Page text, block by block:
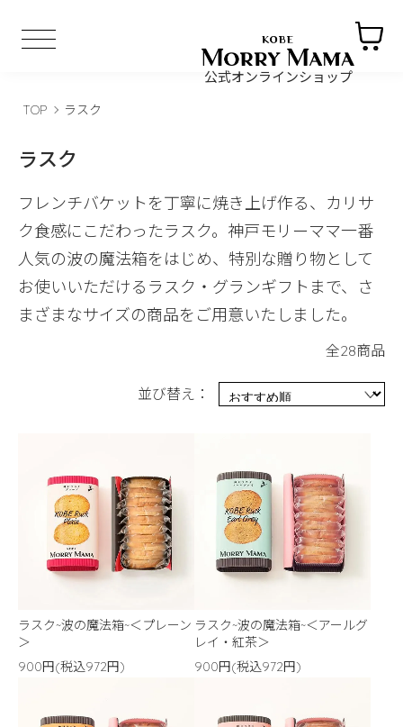
公式オンラインショップ
TOP ラスク
ラスク
フレンチバケットを丁寧に焼き上げ作る、カリサ
ク食感にこだわったラスク。神戸モリーママ一番
人気の波の魔法箱をはじめ、特別な贈り物として
お使いいただけるラスク・グランギフトまで、さ
まざまなサイズの商品をご用意いたしました。
全28商品
並び替え：
ラスク~波の魔法箱~＜プレーン
＞
900円(税込972円)
ラスク~波の魔法箱~＜アールグ
レイ・紅茶＞
900円(税込972円)